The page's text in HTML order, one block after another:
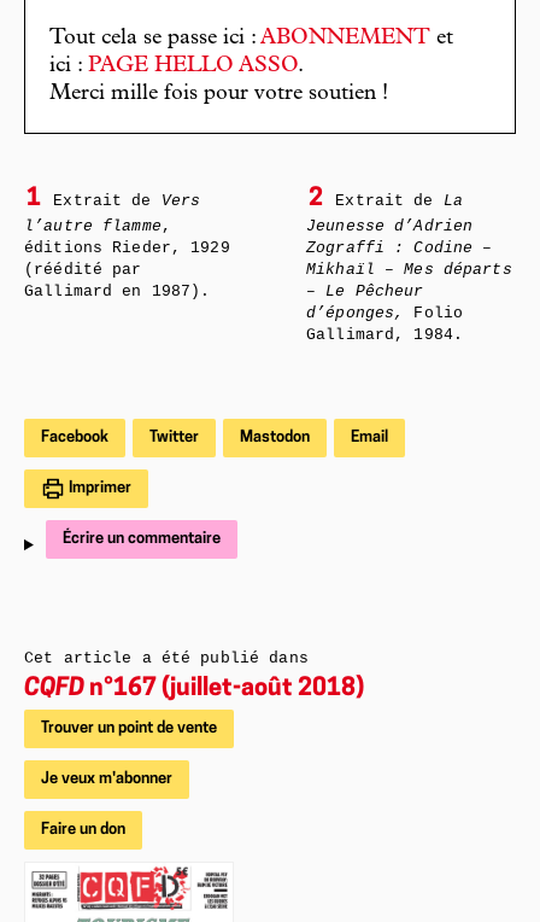
Tout cela se passe ici : ABONNEMENT et
ici : PAGE HELLO ASSO.
Merci mille fois pour votre soutien !
1 Extrait de Vers
l’autre flamme ,
éditions Rieder, 1929
(réédité par
Gallimard en 1987).
2 Extrait de La
Jeunesse d’Adrien
Zograffi : Codine –
Mikhaïl – Mes départs
– Le Pêcheur
d’éponges,
Folio
Gallimard, 1984.
Facebook Twitter Mastodon Email
Imprimer
Écrire un commentaire
Cet article a été publié dans
CQFD n°167 (juillet-août 2018)
Trouver un point de vente
Je veux m'abonner
Faire un don